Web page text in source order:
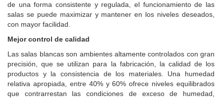
de una forma consistente y regulada, el funcionamiento de las
salas se puede maximizar y mantener en los niveles deseados,
con mayor facilidad.
Mejor control de calidad
Las salas blancas son ambientes altamente controlados con gran
precisión, que se utilizan para la fabricación, la calidad de los
productos y la consistencia de los materiales. Una humedad
relativa apropiada, entre 40% y 60% ofrece niveles equilibrados
que contrarrestan las condiciones de exceso de humedad,